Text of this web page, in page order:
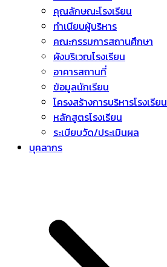
คุณลักษณะโรงเรียน
ทำเนียบผู้บริหาร
คณะกรรมการสถานศึกษา
ผังบริเวณโรงเรียน
อาคารสถานที่
ข้อมูลนักเรียน
โครงสร้างการบริหารโรงเรียน
หลักสูตรโรงเรียน
ระเบียบวัด/ประเมินผล
บุคลากร